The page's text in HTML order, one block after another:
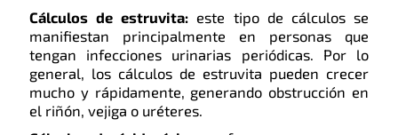
Cálculos de estruvita: este tipo de cálculos se
manifiestan principalmente en personas que
tengan infecciones urinarias periódicas. Por lo
general, los cálculos de estruvita pueden crecer
mucho y rápidamente, generando obstrucción en
el riñón, vejiga o uréteres.